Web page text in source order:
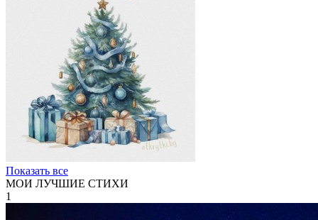
Показать все
МОИ ЛУЧШИЕ СТИХИ
1